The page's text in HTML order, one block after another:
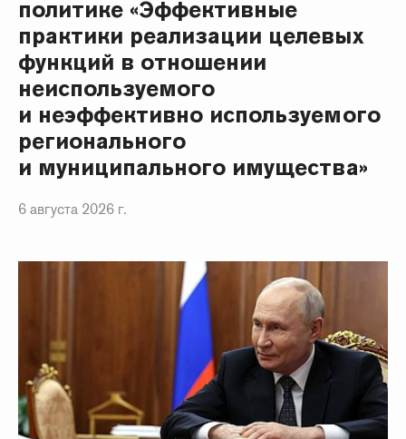
политике «Эффективные
практики реализации целевых
функций в отношении
неиспользуемого
и неэффективно используемого
регионального
и муниципального имущества»
6 августа 2026 г.